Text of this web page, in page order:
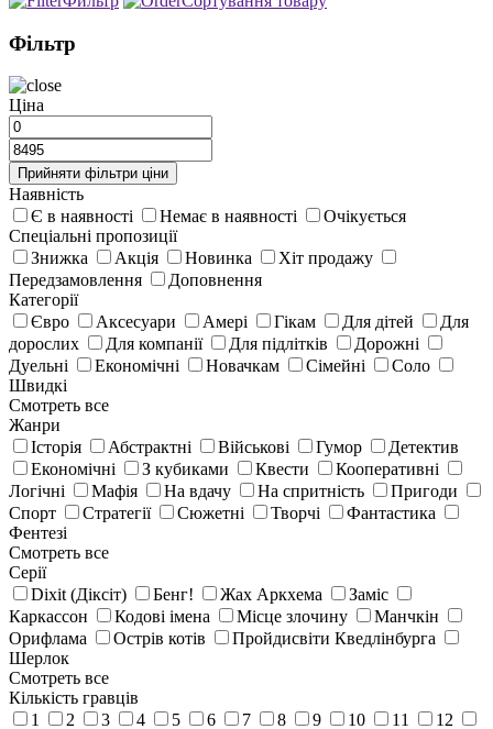
Фільтр
Цiна
Прийняти фiльтри цiни
Наявність
Є в наявності
Немає в наявності
Очікується
Спецiальнi пропозицiї
Знижка
Акція Новинка
Хіт продажу
Передзамовлення
Доповнення
Категорії
Євро
Аксесуари Амері Гікам Для дітей
Для
дорослих
Для компанії Для підлітків
Дорожні
Дуельні
Економічні Новачкам Сімейні
Соло
Швидкі
Смотреть все
Жанри
Історія
Абстрактні Військові Гумор
Детектив
Економічні
З кубиками Квести
Кооперативні
Логічні
Мафія На вдачу На спритність
Пригоди
Спорт
Стратегії Сюжетні Творчі
Фантастика
Фентезі
Смотреть все
Серії
Dixit (Діксіт)
Бенг! Жах Аркхема
Заміс
Каркассон
Кодові імена Місце злочину
Манчкін
Орифлама
Острів котів
Пройдисвіти Кведлінбурга
Шерлок
Смотреть все
Кількість гравців
1
2 3 4 5 6 7 8 9 10 11
12